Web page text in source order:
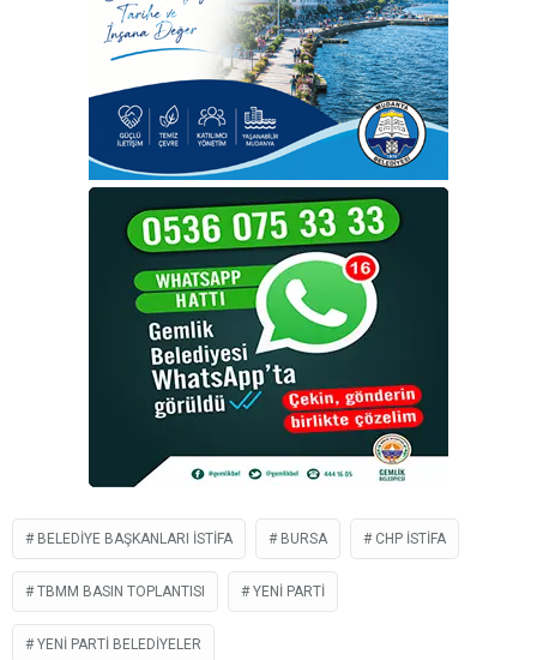
BELEDIYE BAŞKANLARI ISTIFA BURSA CHP ISTIFA
TBMM BASIN TOPLANTISI YENI PARTI
YENİ PARTI BELEDIYELER